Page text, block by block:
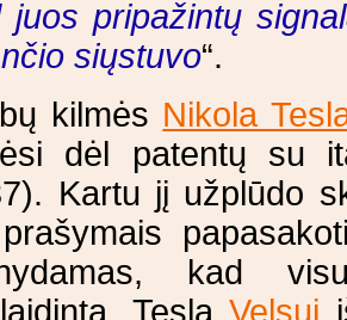
juos pripažintų
siųstuvo“.
kilmės Nikola
dėl patentų su
Kartu jį užplūdo
kad
TeslaVelsui